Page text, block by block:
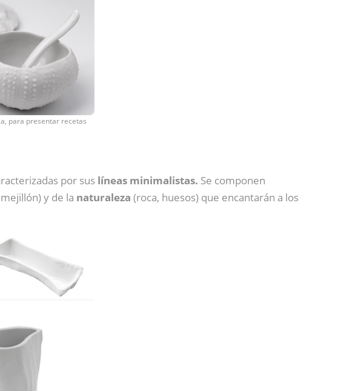
para presentar recetas
por sus líneas minimalistas. Se componen
y de la naturaleza (roca, huesos) que encantarán a los